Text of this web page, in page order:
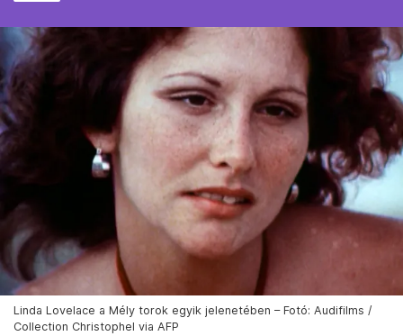
Linda Lovelace a Mély torok egyik jelenetében – Fotó: Audifilms /
Collection Christophel via AFP